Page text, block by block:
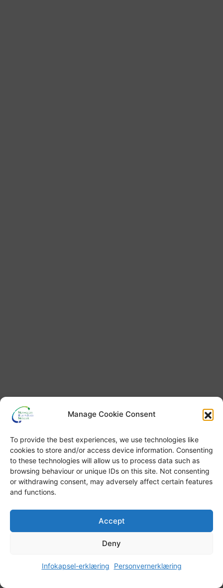
Manage Cookie Consent
To provide the best experiences, we use technologies like
cookies to store and/or access device information. Consenting
to these technologies will allow us to process data such as
browsing behaviour or unique IDs on this site. Not consenting
or withdrawing consent, may adversely affect certain features
and functions.
Accept
Deny
Infokapsel-erklæring Personvernerklæring